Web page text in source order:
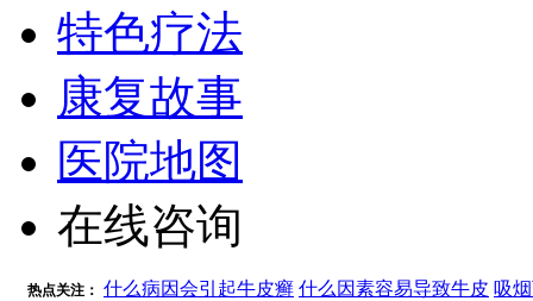
特色疗法
康复故事
医院地图
在线咨询
热点关注： 什么病因会引起牛皮癣 什么因素容易导致牛皮 吸